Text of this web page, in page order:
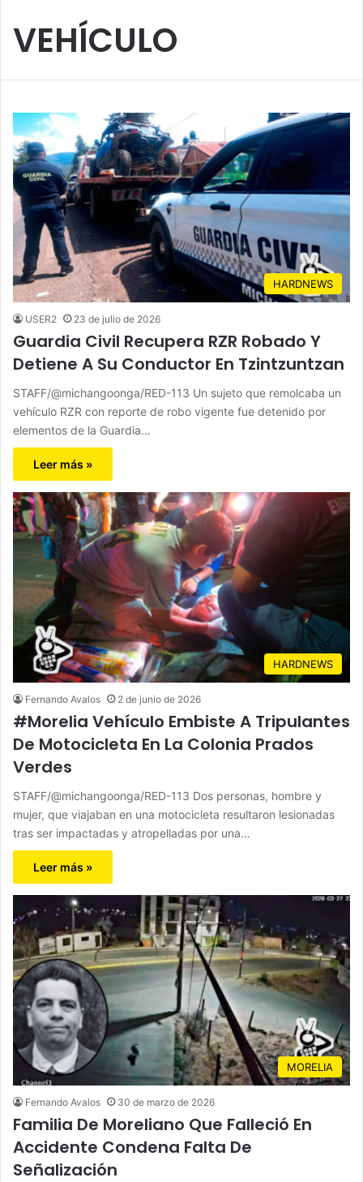
VEHÍCULO
HARDNEWS
USER2 23 de julio de 2026
Guardia Civil Recupera RZR Robado Y
Detiene A Su Conductor En Tzintzuntzan
STAFF/@michangoonga/RED-113 Un sujeto que remolcaba un
vehículo RZR con reporte de robo vigente fue detenido por
elementos de la Guardia…
Leer más »
HARDNEWS
Fernando Avalos 2 de junio de 2026
#Morelia Vehículo Embiste A Tripulantes
De Motocicleta En La Colonia Prados
Verdes
STAFF/@michangoonga/RED-113 Dos personas, hombre y
mujer, que viajaban en una motocicleta resultaron lesionadas
tras ser impactadas y atropelladas por una…
Leer más »
MORELIA
Fernando Avalos 30 de marzo de 2026
Familia De Moreliano Que Falleció En
Accidente Condena Falta De
Señalización